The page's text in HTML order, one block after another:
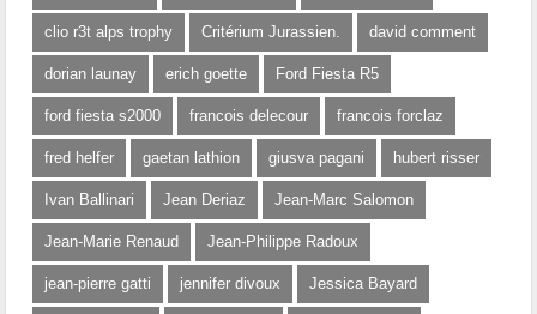
clio r3t alps trophy Critérium Jurassien. david comment
dorian launay erich goette Ford Fiesta R5
ford fiesta s2000 francois delecour francois forclaz
fred helfer gaetan lathion giusva pagani hubert risser
Ivan Ballinari Jean Deriaz Jean-Marc Salomon
Jean-Marie Renaud Jean-Philippe Radoux
jean-pierre gatti jennifer divoux Jessica Bayard